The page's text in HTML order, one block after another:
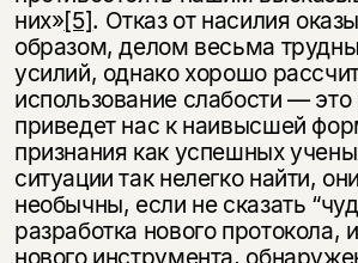
них»[5]. Отказ от насилия
образом, делом весьма
усилий, однако хорошо
использование слабости — это
приведет нас к наивысшей
признания как успешных
ситуации так нелегко найти,
необычны, если не сказать
разработка нового протокола,
нового инструмента,